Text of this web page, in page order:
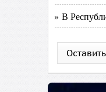
» В